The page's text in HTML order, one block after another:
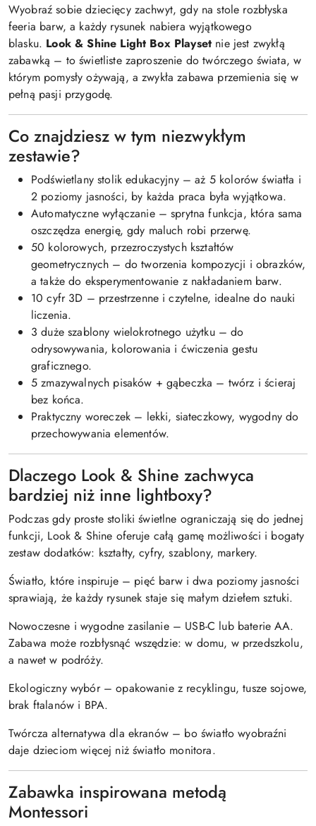
Wyobraź sobie dziecięcy zachwyt, gdy na stole rozbłyska
feeria barw, a każdy rysunek nabiera wyjątkowego
blasku. Look & Shine Light Box Playset nie jest zwykłą
zabawką – to świetliste zaproszenie do twórczego świata, w
którym pomysły ożywają, a zwykła zabawa przemienia się w
pełną pasji przygodę.
Co znajdziesz w tym niezwykłym
zestawie?
Podświetlany stolik edukacyjny – aż 5 kolorów światła i
2 poziomy jasności, by każda praca była wyjątkowa.
Automatyczne wyłączanie – sprytna funkcja, która sama
oszczędza energię, gdy maluch robi przerwę.
50 kolorowych, przezroczystych kształtów
geometrycznych – do tworzenia kompozycji i obrazków,
a także do eksperymentowanie z nakładaniem barw.
10 cyfr 3D – przestrzenne i czytelne, idealne do nauki
liczenia.
3 duże szablony wielokrotnego użytku – do
odrysowywania, kolorowania i ćwiczenia gestu
graficznego.
5 zmazywalnych pisaków + gąbeczka – twórz i ścieraj
bez końca.
Praktyczny woreczek – lekki, siateczkowy, wygodny do
przechowywania elementów.
Dlaczego Look & Shine zachwyca
bardziej niż inne lightboxy?
Podczas gdy proste stoliki świetlne ograniczają się do jednej
funkcji, Look & Shine oferuje całą gamę możliwości i bogaty
zestaw dodatków: kształty, cyfry, szablony, markery.
Światło, które inspiruje – pięć barw i dwa poziomy jasności
sprawiają, że każdy rysunek staje się małym dziełem sztuki.
Nowoczesne i wygodne zasilanie – USB-C lub baterie AA.
Zabawa może rozbłysnąć wszędzie: w domu, w przedszkolu,
a nawet w podróży.
Ekologiczny wybór – opakowanie z recyklingu, tusze sojowe,
brak ftalanów i BPA.
Twórcza alternatywa dla ekranów – bo światło wyobraźni
daje dzieciom więcej niż światło monitora.
Zabawka inspirowana metodą
Montessori